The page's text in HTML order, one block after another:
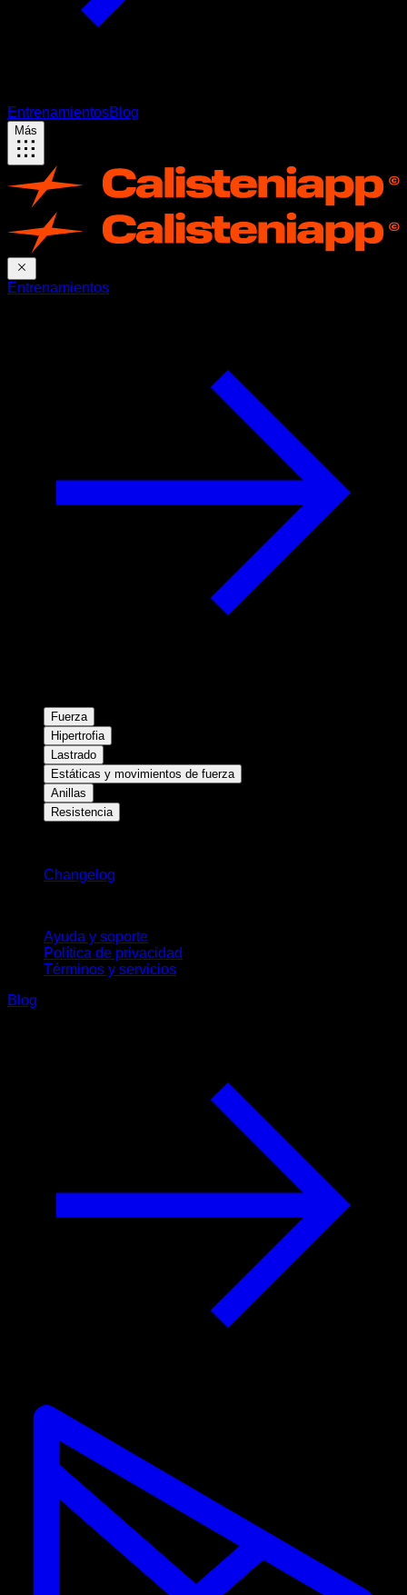
EntrenamientosBlog
Más
Entrenamientos
Fuerza
Hipertrofia
Lastrado
Estáticas y movimientos de fuerza
Anillas
Resistencia
Changelog
Ayuda y soporte
Política de privacidad
Términos y servicios
Blog